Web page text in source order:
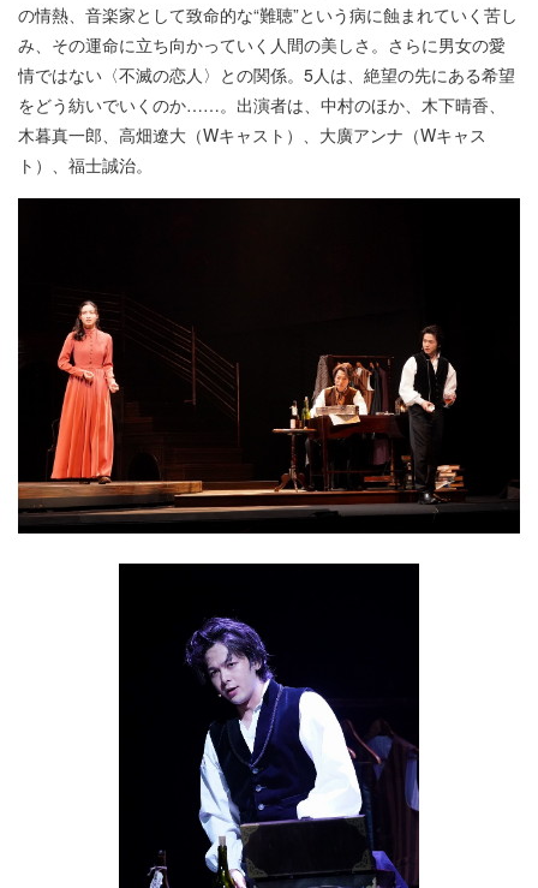
の情熱、音楽家として致命的な“難聴”という病に蝕まれていく苦し
み、その運命に立ち向かっていく人間の美しさ。さらに男女の愛
情ではない〈不滅の恋人〉との関係。5人は、絶望の先にある希望
をどう紡いでいくのか……。出演者は、中村のほか、木下晴香、
木暮真一郎、高畑遼大（Wキャスト）、大廣アンナ（Wキャス
ト）、福士誠治。